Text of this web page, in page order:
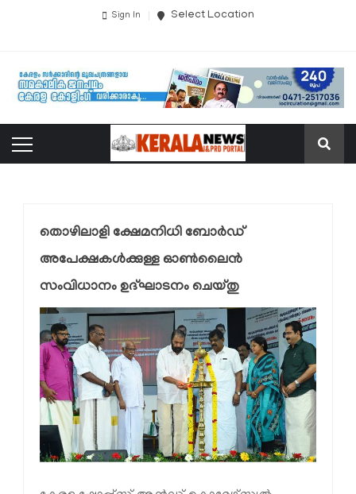
Sign In Select Location
തൊഴിലാളി ക്ഷേമനിധി ബോർഡ്
അപേക്ഷകൾക്കുള്ള ഓൺലൈൻ
സംവിധാനം ഉദ്ഘാടനം ചെയ്തു